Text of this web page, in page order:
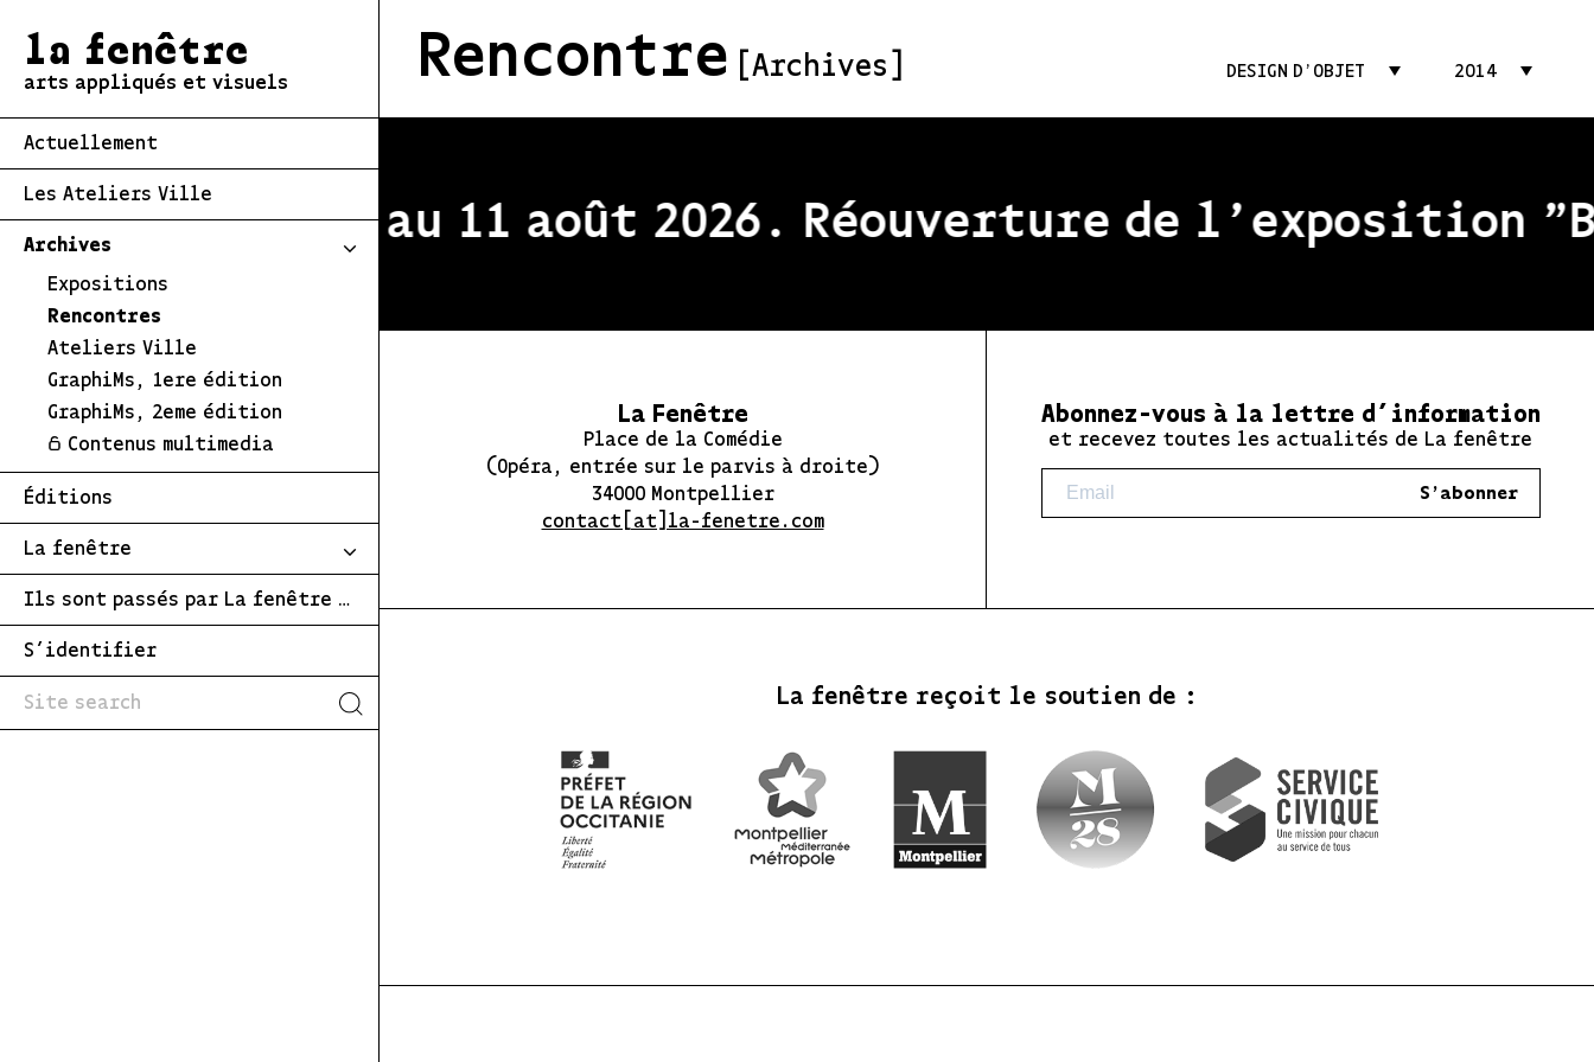
la fenêtre
arts appliqués et visuels
Actuellement
Les Ateliers Ville
Archives
Expositions
Rencontres
Ateliers Ville
GraphiMs, 1ere édition
GraphiMs, 2eme édition
Contenus multimedia
Éditions
La fenêtre
Ils sont passés par La fenêtre …
S’identifier
Rencontre [Archives] DESIGN D'OBJET 2014
du 2 au 11 août 2026. Réouverture de l'exposition
La Fenêtre
Place de la Comédie
(Opéra, entrée sur le parvis à droite)
34000 Montpellier
contact[at]la-fenetre.com
Abonnez-vous à la lettre d’information
et recevez toutes les actualités de La fenêtre
S'abonner
La fenêtre reçoit le soutien de :